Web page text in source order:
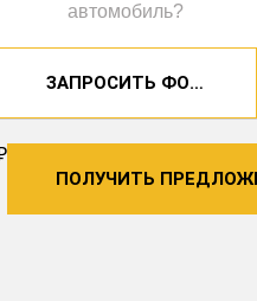
автомобиль?
ЗАПРОСИТЬ
ПОЛУЧИТЬ